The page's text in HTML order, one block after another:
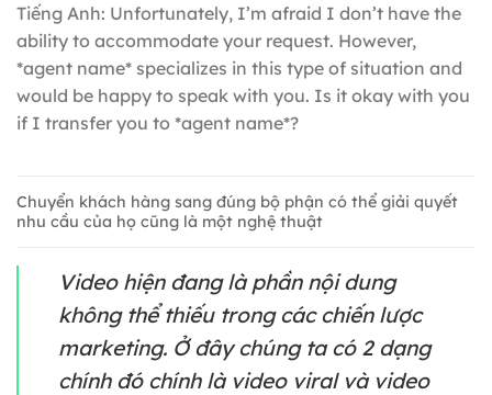
Tiếng Anh: Unfortunately, I’m afraid I don’t have the
ability to accommodate your request. However,
*agent name* specializes in this type of situation and
would be happy to speak with you. Is it okay with you
if I transfer you to *agent name*?
Chuyển khách hàng sang đúng bộ phận có thể giải quyết
nhu cầu của họ cũng là một nghệ thuật
Video hiện đang là phần nội dung
không thể thiếu trong các chiến lược
marketing. Ở đây chúng ta có 2 dạng
chính đó chính là video viral và video